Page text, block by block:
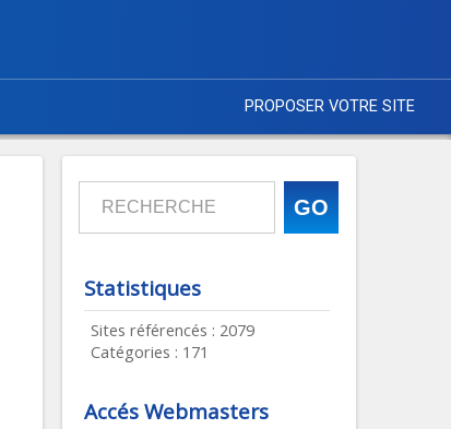
PROPOSER VOTRE SITE
Statistiques
Sites référencés : 2079
Catégories : 171
Accés Webmasters